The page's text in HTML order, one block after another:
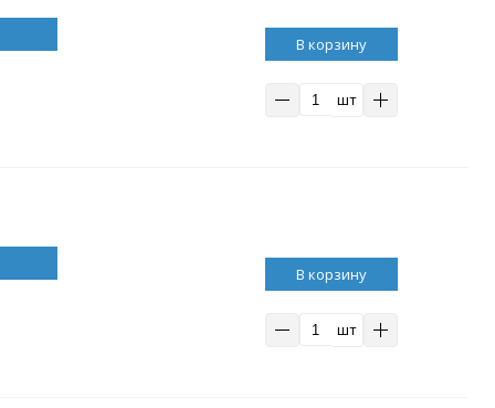
В корзину
шт
В корзину
шт